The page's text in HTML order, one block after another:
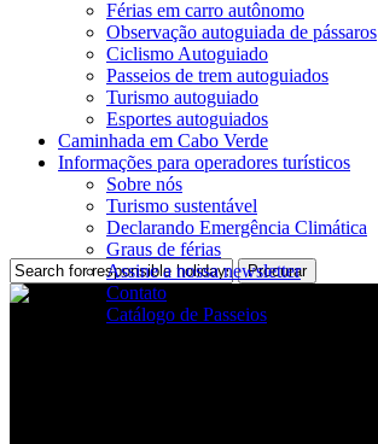
Férias em carro autônomo
Observação autoguiada de pássaros
Ciclismo Autoguiado
Passeios de trem autoguiados
Turismo autoguiado
Esportes autoguiados
Caminhada em Cabo Verde
Informações para operadores turísticos
Sobre nós
Turismo sustentável
Declarando Emergência Climática
Graus de férias
Assine a nossa newsletter
Contato
Catálogo de Passeios
Procurar
Fechar